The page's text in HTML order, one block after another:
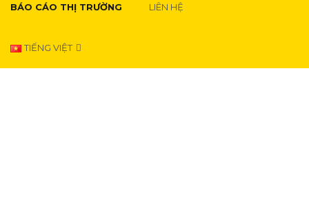
BÁO CÁO THỊ TRƯỜNG LIÊN HỆ
TIẾNG VIỆT